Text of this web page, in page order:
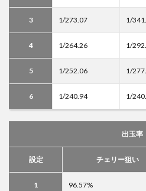
3 1/273.07 1/
4 1/264.26 1/
5 1/252.06 1/
6 1/240.94 1/
出玉率
設定 チェリー狙い
1 96.57%